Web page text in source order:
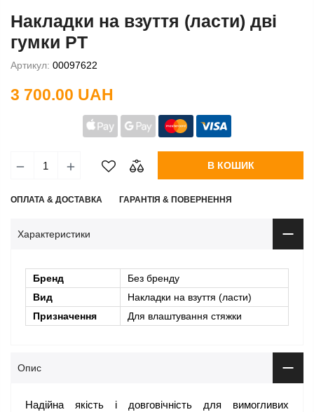
Накладки на взуття (ласти) дві
гумки PT
Артикул: 00097622
3 700.00 UAH
В КОШИК
ОПЛАТА & ДОСТАВКА ГАРАНТІЯ & ПОВЕРНЕННЯ
Характеристики
Бренд
Без бренду
Вид
Накладки на взуття (ласти)
Призначення
Для влаштування стяжки
Опис
Надійна якість і довговічність для вимогливих